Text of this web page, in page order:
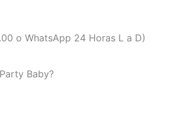
o WhatsApp 24 Horas L a D)
Baby?